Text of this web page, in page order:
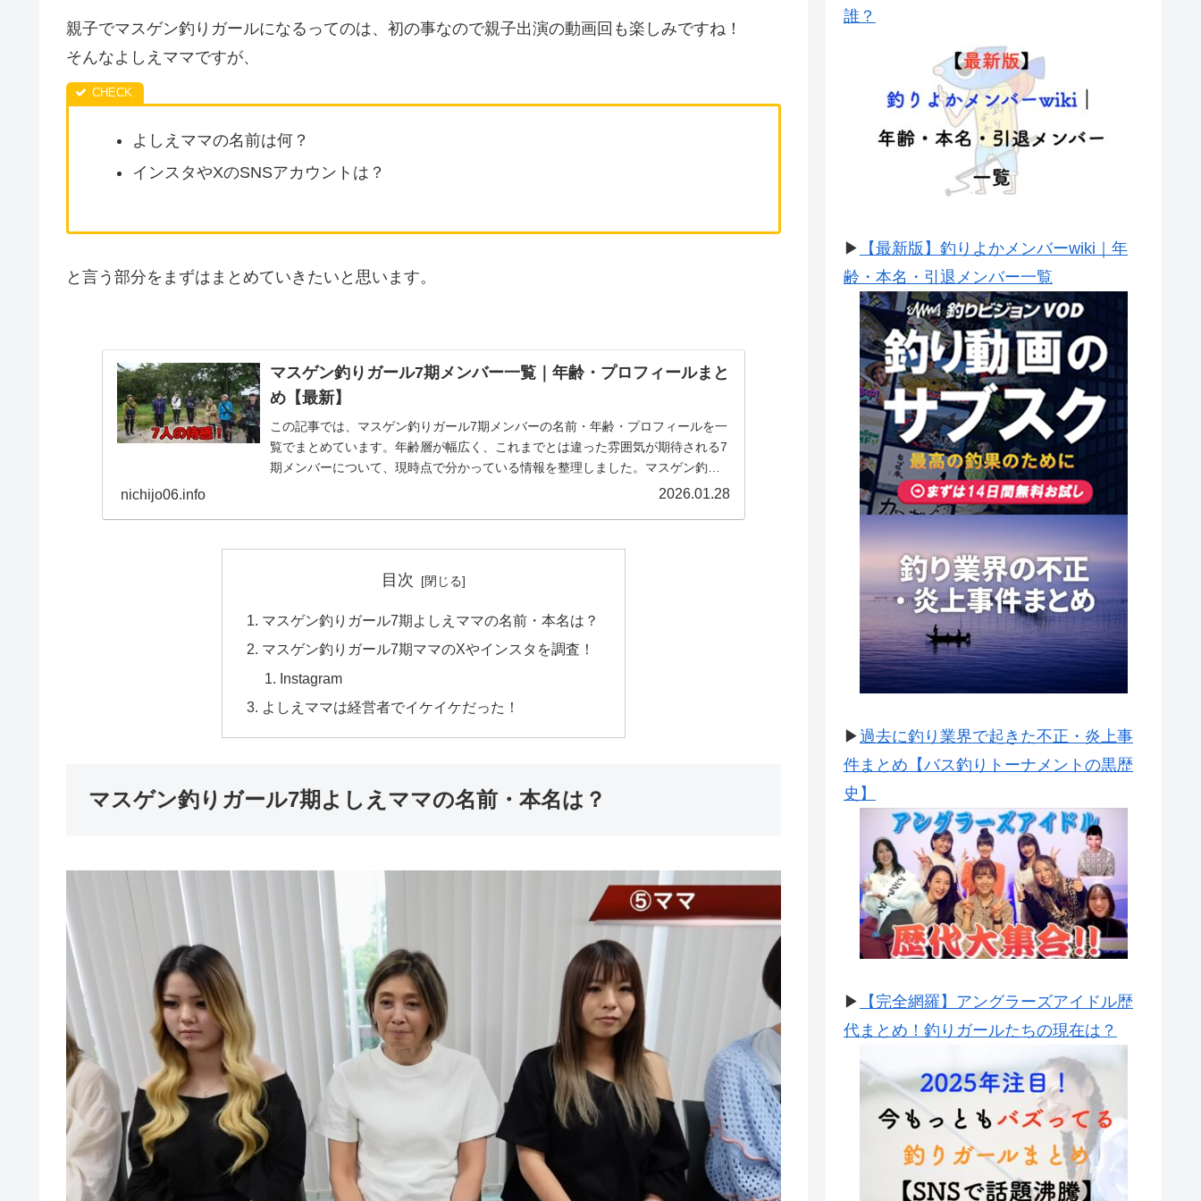
親子でマスゲン釣りガールになるってのは、初の事なので親子出演の動画回も楽しみですね！
そんなよしえママですが、
よしえママの名前は何？
インスタやXのSNSアカウントは？
と言う部分をまずはまとめていきたいと思います。
マスゲン釣りガール7期メンバー一覧｜年齢・プロフィールまと
め【最新】
この記事では、マスゲン釣りガール7期メンバーの名前・年齢・プロフィールを一
覧でまとめています。年齢層が幅広く、これまでとは違った雰囲気が期待される7
期メンバーについて、現時点で分かっている情報を整理しました。マスゲン釣り
nichijo06.info 2026.01.28
目次
マスゲン釣りガール7期よしえママの名前・本名は？
マスゲン釣りガール7期ママのXやインスタを調査！
Instagram
よしえママは経営者でイケイケだった！
マスゲン釣りガール7期よしえママの名前・本名は？
誰？
▶
【最新版】釣りよかメンバーwiki｜年
齢・本名・引退メンバー一覧
▶過去に釣り業界で起きた不正・炎上事
件まとめ【バス釣りトーナメントの黒歴
史】
▶
【完全網羅】アングラーズアイドル歴
代まとめ！釣りガールたちの現在は？